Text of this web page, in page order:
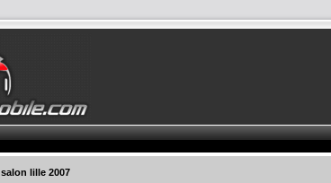
salon lille 2007